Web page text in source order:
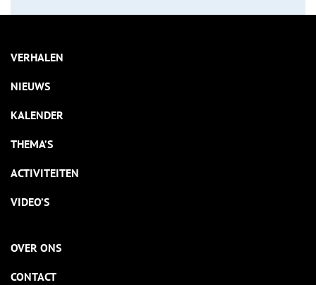
VERHALEN
NIEUWS
KALENDER
THEMA’S
ACTIVITEITEN
VIDEO’S
OVER ONS
CONTACT